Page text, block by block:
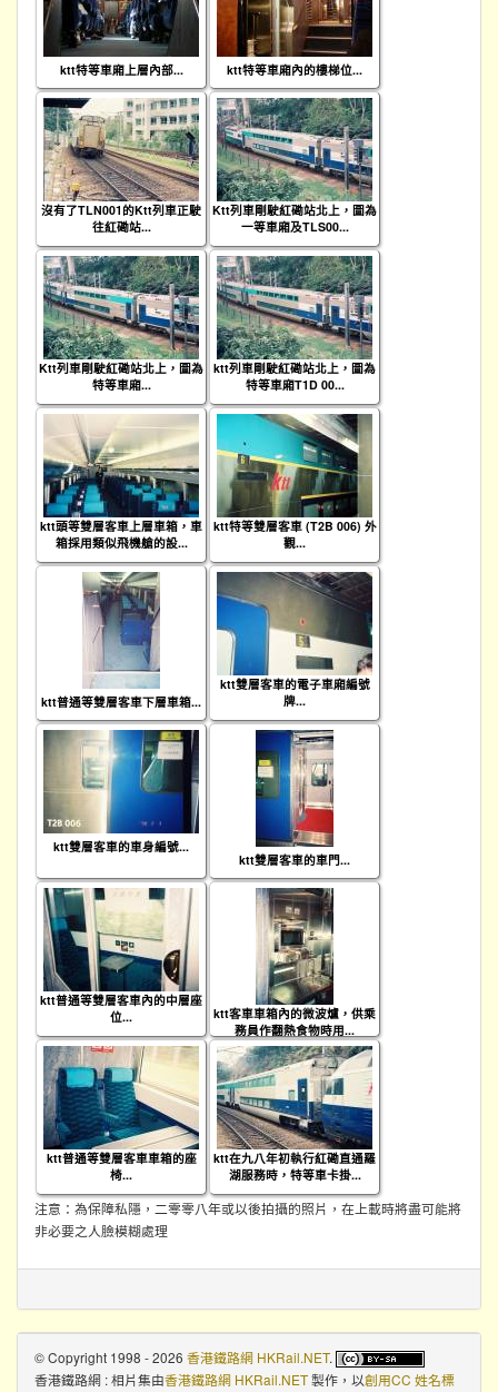
ktt特等車廂上層內部... ktt特等車廂內的樓梯位...
沒有了TLN001的Ktt列車正駛
往紅磡站...
Ktt列車剛駛紅磡站北上，圖為
一等車廂及TLS00...
Ktt列車剛駛紅磡站北上，圖為
特等車廂...
ktt列車剛駛紅磡站北上，圖為
特等車廂T1D 00...
ktt頭等雙層客車上層車箱，車
箱採用類似飛機艙的設...
ktt特等雙層客車 (T2B 006) 外
觀...
ktt普通等雙層客車下層車箱...
ktt雙層客車的電子車廂編號
牌...
ktt雙層客車的車身編號...
ktt雙層客車的車門...
ktt普通等雙層客車內的中層座
位...
ktt客車車箱內的微波爐，供乘
務員作翻熱食物時用...
ktt普通等雙層客車車箱的座
椅...
ktt在九八年初執行紅磡直通羅
湖服務時，特等車卡掛...
注意：為保障私隱，二零零八年或以後拍攝的照片，在上載時將盡可能將
非必要之人臉模糊處理
© Copyright 1998 - 2026 香港鐵路網 HKRail.NET.
香港鐵路網 : 相片集由香港鐵路網 HKRail.NET製作，以創用CC 姓名標